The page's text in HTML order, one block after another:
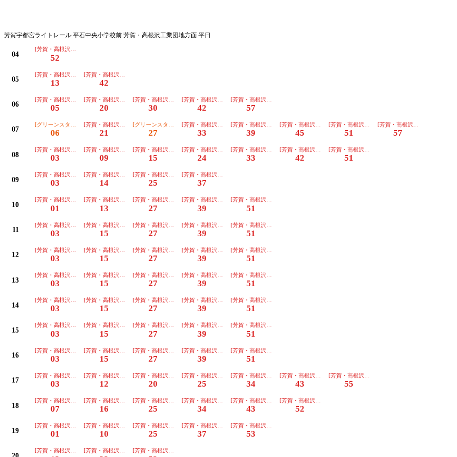
芳賀宇都宮ライトレール 平石中央小学校前 芳賀・高根沢工業団地方面 平日
04
[芳賀・高根沢工業団地行]普通
52
05
[芳賀・高根沢工業団地行]普通
13
[芳賀・高根沢工業団地行]普通
42
06
[芳賀・高根沢工業団地行]普通
05
[芳賀・高根沢工業団地行]普通
20
[芳賀・高根沢工業団地行]普通
30
[芳賀・高根沢工業団地行]普通
42
[芳賀・高根沢工業団地行]普通
57
07
[グリーンスタジアム前行]普通
06
[芳賀・高根沢工業団地行]普通
21
[グリーンスタジアム前行]普通
27
[芳賀・高根沢工業団地行]普通
33
[芳賀・高根沢工業団地行]普通
39
[芳賀・高根沢工業団地行]普通
45
[芳賀・高根沢工業団地行]普通
51
[芳賀・高根沢工業団地行]普通
57
08
[芳賀・高根沢工業団地行]普通
03
[芳賀・高根沢工業団地行]普通
09
[芳賀・高根沢工業団地行]普通
15
[芳賀・高根沢工業団地行]普通
24
[芳賀・高根沢工業団地行]普通
33
[芳賀・高根沢工業団地行]普通
42
[芳賀・高根沢工業団地行]普通
51
09
[芳賀・高根沢工業団地行]普通
03
[芳賀・高根沢工業団地行]普通
14
[芳賀・高根沢工業団地行]普通
25
[芳賀・高根沢工業団地行]普通
37
10
[芳賀・高根沢工業団地行]普通
01
[芳賀・高根沢工業団地行]普通
13
[芳賀・高根沢工業団地行]普通
27
[芳賀・高根沢工業団地行]普通
39
[芳賀・高根沢工業団地行]普通
51
11
[芳賀・高根沢工業団地行]普通
03
[芳賀・高根沢工業団地行]普通
15
[芳賀・高根沢工業団地行]普通
27
[芳賀・高根沢工業団地行]普通
39
[芳賀・高根沢工業団地行]普通
51
12
[芳賀・高根沢工業団地行]普通
03
[芳賀・高根沢工業団地行]普通
15
[芳賀・高根沢工業団地行]普通
27
[芳賀・高根沢工業団地行]普通
39
[芳賀・高根沢工業団地行]普通
51
13
[芳賀・高根沢工業団地行]普通
03
[芳賀・高根沢工業団地行]普通
15
[芳賀・高根沢工業団地行]普通
27
[芳賀・高根沢工業団地行]普通
39
[芳賀・高根沢工業団地行]普通
51
14
[芳賀・高根沢工業団地行]普通
03
[芳賀・高根沢工業団地行]普通
15
[芳賀・高根沢工業団地行]普通
27
[芳賀・高根沢工業団地行]普通
39
[芳賀・高根沢工業団地行]普通
51
15
[芳賀・高根沢工業団地行]普通
03
[芳賀・高根沢工業団地行]普通
15
[芳賀・高根沢工業団地行]普通
27
[芳賀・高根沢工業団地行]普通
39
[芳賀・高根沢工業団地行]普通
51
16
[芳賀・高根沢工業団地行]普通
03
[芳賀・高根沢工業団地行]普通
15
[芳賀・高根沢工業団地行]普通
27
[芳賀・高根沢工業団地行]普通
39
[芳賀・高根沢工業団地行]普通
51
17
[芳賀・高根沢工業団地行]普通
03
[芳賀・高根沢工業団地行]普通
12
[芳賀・高根沢工業団地行]普通
20
[芳賀・高根沢工業団地行]普通
25
[芳賀・高根沢工業団地行]普通
34
[芳賀・高根沢工業団地行]普通
43
[芳賀・高根沢工業団地行]普通
55
18
[芳賀・高根沢工業団地行]普通
07
[芳賀・高根沢工業団地行]普通
16
[芳賀・高根沢工業団地行]普通
25
[芳賀・高根沢工業団地行]普通
34
[芳賀・高根沢工業団地行]普通
43
[芳賀・高根沢工業団地行]普通
52
19
[芳賀・高根沢工業団地行]普通
01
[芳賀・高根沢工業団地行]普通
10
[芳賀・高根沢工業団地行]普通
25
[芳賀・高根沢工業団地行]普通
37
[芳賀・高根沢工業団地行]普通
53
[芳賀・高根沢工業団地行]普通[芳賀・高根沢工業団地行]普通[芳賀・高根沢工業団地行]普通